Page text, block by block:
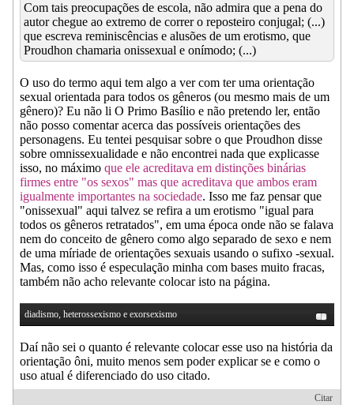
Com tais preocupações de escola, não admira que a pena do
autor chegue ao extremo de correr o reposteiro conjugal; (...)
que escreva reminiscências e alusões de um erotismo, que
Proudhon chamaria onissexual e onímodo; (...)
O uso do termo aqui tem algo a ver com ter uma orientação
sexual orientada para todos os gêneros (ou mesmo mais de um
gênero)? Eu não li O Primo Basílio e não pretendo ler, então
não posso comentar acerca das possíveis orientações des
personagens. Eu tentei pesquisar sobre o que Proudhon disse
sobre omnissexualidade e não encontrei nada que explicasse
isso, no máximo que ele acreditava em distinções binárias
firmes entre "os sexos" mas que acreditava que ambos eram
igualmente importantes na sociedade. Isso me faz pensar que
"onissexual" aqui talvez se refira a um erotismo "igual para
todos os gêneros retratados", em uma época onde não se falava
nem do conceito de gênero como algo separado de sexo e nem
de uma míriade de orientações sexuais usando o sufixo -sexual.
Mas, como isso é especulação minha com bases muito fracas,
também não acho relevante colocar isto na página.
diadismo, heterossexismo e exorsexismo
Daí não sei o quanto é relevante colocar esse uso na história da
orientação ôni, muito menos sem poder explicar se e como o
uso atual é diferenciado do uso citado.
Citar